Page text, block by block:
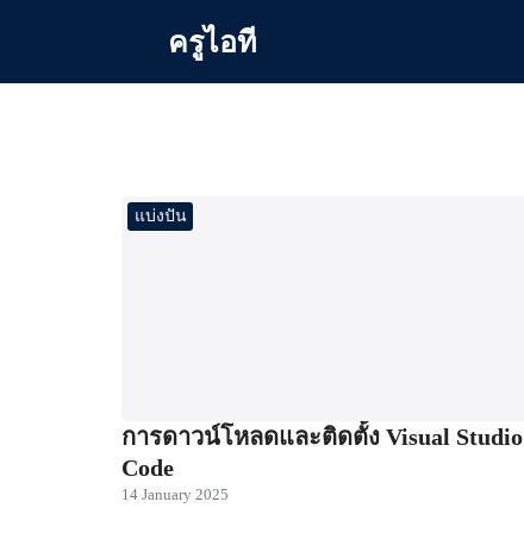
ครูไอที
แบ่งปัน
การดาวน์โหลดและติดตั้ง Visual Studio
Code
14 January 2025